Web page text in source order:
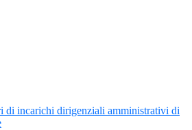
di incarichi dirigenziali amministrativi di